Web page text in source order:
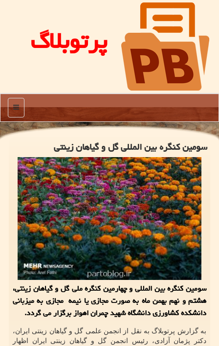
پرتوبلاگ
منو
سومین كنگره بین المللی گل و گیاهان زینتی
سومین كنگره بین المللی و چهارمین كنگره ملی گل و گیاهان زینتی،
هشتم و نهم بهمن ماه به صورت مجازی یا نیمه مجازی به میزبانی
دانشكده كشاورزی دانشگاه شهید چمران اهواز برگزار می گردد.
به گزارش پرتوبلاگ به نقل از انجمن علمی گل و گیاهان زینتی ایران،
دکتر پژمان آزادی، رئیس انجمن گل و گیاهان زینتی ایران اظهار